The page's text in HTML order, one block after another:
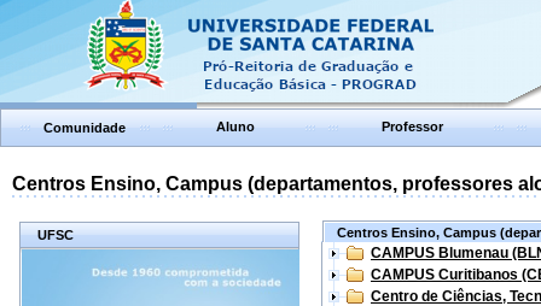
Comunidade Aluno Professor
Centros Ensino, Campus (departamentos, professores
UFSC Centros Ensino, Campus
CAMPUS Blumenau
CAMPUS Curitibanos
Centro de Ciências,